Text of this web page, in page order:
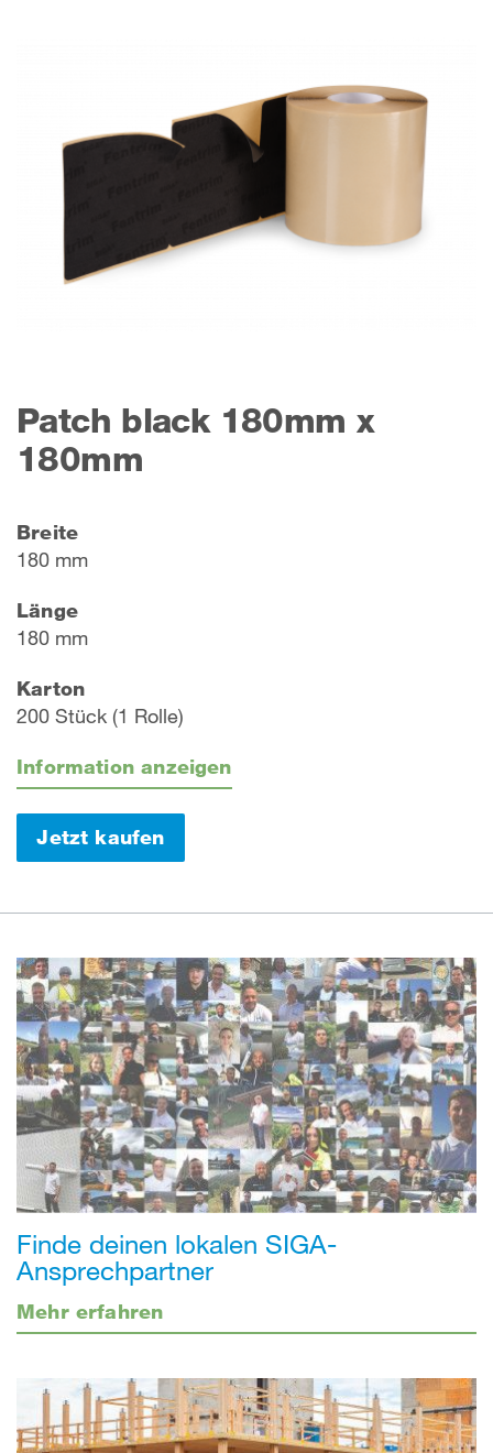
Patch black 180mm x
180mm
Breite
180 mm
Länge
180 mm
Karton
200 Stück (1 Rolle)
Information anzeigen
Jetzt kaufen
Finde deinen lokalen SIGA-
Ansprechpartner
Mehr erfahren